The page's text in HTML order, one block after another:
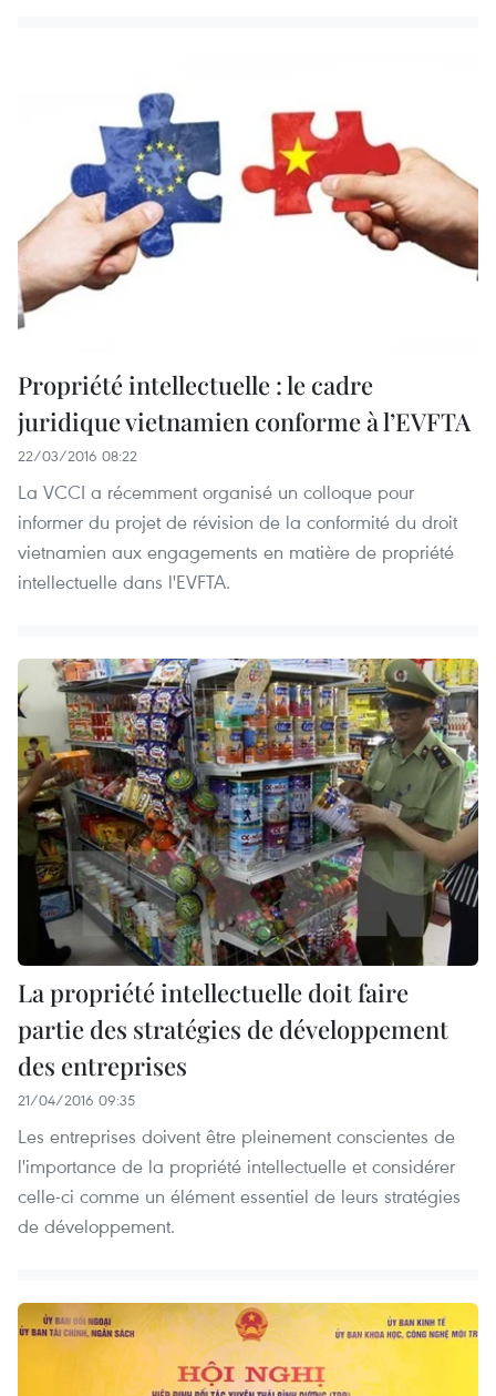
Propriété intellectuelle : le cadre
juridique vietnamien conforme à l’EVFTA
22/03/2016 08:22
La VCCI a récemment organisé un colloque pour
informer du projet de révision de la conformité du droit
vietnamien aux engagements en matière de propriété
intellectuelle dans l'EVFTA.
La propriété intellectuelle doit faire
partie des stratégies de développement
des entreprises
21/04/2016 09:35
Les entreprises doivent être pleinement conscientes de
l'importance de la propriété intellectuelle et considérer
celle-ci comme un élément essentiel de leurs stratégies
de développement.